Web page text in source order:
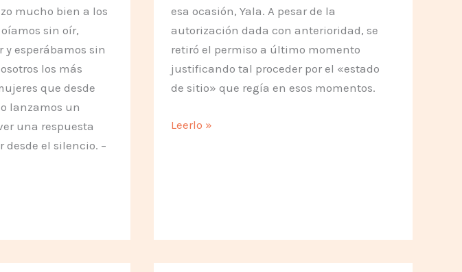
mucho bien a los
sin oír,
esperábamos sin
los más
que desde
lanzamos un
una respuesta
desde el silencio. –
esa ocasión, Yala. A pesar de la
autorización dada con anterioridad, se
retiró el permiso a último momento
justificando tal proceder por el «estado
de sitio» que regía en esos momentos.
Arenga
Leerlo »